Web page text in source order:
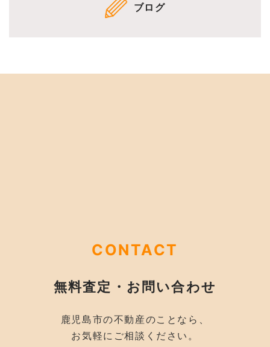
ブログ
CONTACT
無料査定・お問い合わせ
鹿児島市の不動産のことなら、
お気軽にご相談ください。